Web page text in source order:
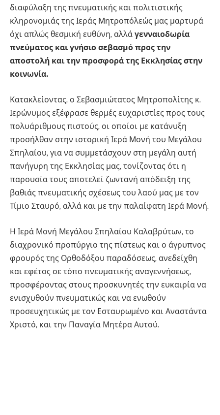
διαφύλαξη της πνευματικής και πολιτιστικής
κληρονομιάς της Ιεράς Μητροπόλεώς μας μαρτυρά
όχι απλώς θεσμική ευθύνη, αλλά γενναιοδωρία
πνεύματος και γνήσιο σεβασμό προς την
αποστολή και την προσφορά της Εκκλησίας στην
κοινωνία.
Κατακλείοντας, ο Σεβασμιώτατος Μητροπολίτης κ.
Ιερώνυμος εξέφρασε θερμές ευχαριστίες προς τους
πολυάριθμους πιστούς, οι οποίοι με κατάνυξη
προσήλθαν στην ιστορική Ιερά Μονή του Μεγάλου
Σπηλαίου, για να συμμετάσχουν στη μεγάλη αυτή
πανήγυρη της Εκκλησίας μας, τονίζοντας ότι η
παρουσία τους αποτελεί ζωντανή απόδειξη της
βαθιάς πνευματικής σχέσεως του λαού μας με τον
Τίμιο Σταυρό, αλλά και με την παλαίφατη Ιερά Μονή.
Η Ιερά Μονή Μεγάλου Σπηλαίου Καλαβρύτων, το
διαχρονικό προπύργιο της πίστεως και ο άγρυπνος
φρουρός της Ορθοδόξου παραδόσεως, ανεδείχθη
και εφέτος σε τόπο πνευματικής αναγεννήσεως,
προσφέροντας στους προσκυνητές την ευκαιρία να
ενισχυθούν πνευματικώς και να ενωθούν
προσευχητικώς με τον Εσταυρωμένο και Αναστάντα
Χριστό, και την Παναγία Μητέρα Αυτού.